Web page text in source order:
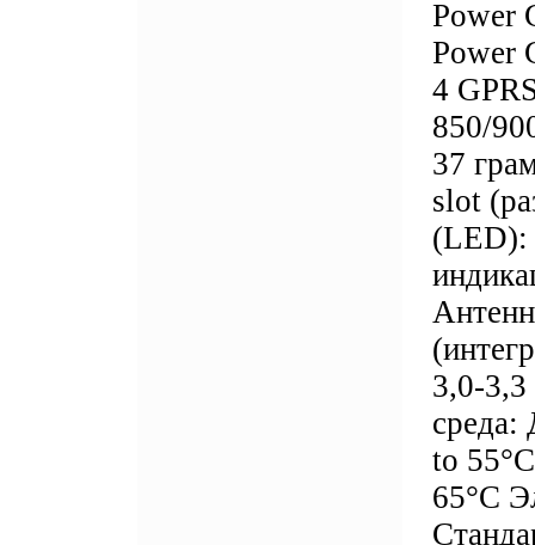
Power
Power
4
850/
37
slot
(LED):
3,0-
среда:
to
65°C